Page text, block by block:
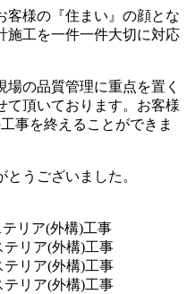
客様の『住まい』の顔とな
施工を一件一件大切に対応
の品質管理に重点を置く
て頂いております。お客様
事を終えることができま
うございました。
リア(外構)工事
リア(外構)工事
リア(外構)工事
リア(外構)工事